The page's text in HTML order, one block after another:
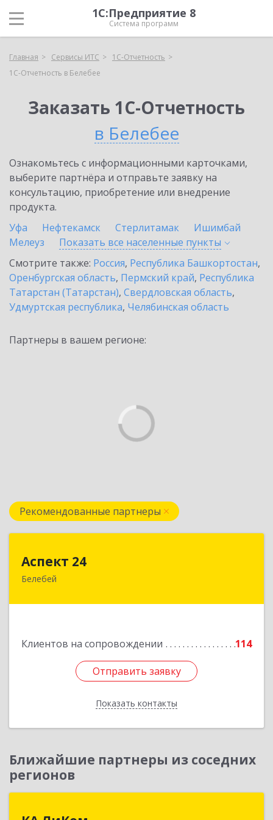
1С:Предприятие 8
Система программ
Главная Сервисы ИТС
1С-Отчетность
1С-Отчетность в Белебее
Заказать 1С-Отчетность
в Белебее
Ознакомьтесь с информационными карточками,
выберите партнёра и отправьте заявку на
консультацию, приобретение или внедрение
продукта.
Уфа
Нефтекамск Стерлитамак
Ишимбай
Мелеуз
Показать все населенные пункты
Смотрите также: Россия, Республика Башкортостан,
Оренбургская область, Пермский край, Республика
Татарстан (Татарстан), Свердловская область,
Удмуртская республика, Челябинская область
Партнеры в вашем регионе:
Рекомендованные партнеры
Аспект 24
Белебей
Клиентов на сопровождении 114
Отправить заявку
Показать контакты
452000, Башкортостан Респ, Белебей г, им
Отправить заявку
Назад
Ближайшие партнеры из соседних
регионов